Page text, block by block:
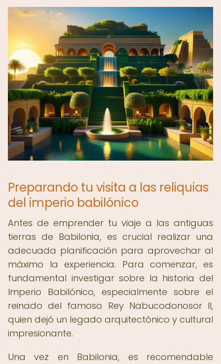
Preparando tu visita a las reliquias
del imperio babilónico
Antes de emprender tu viaje a las antiguas
tierras de Babilonia, es crucial realizar una
adecuada planificación para aprovechar al
máximo la experiencia. Para comenzar, es
fundamental investigar sobre la historia del
Imperio Babilónico, especialmente sobre el
reinado del famoso Rey Nabucodonosor II,
quien dejó un legado arquitectónico y cultural
impresionante.
Una vez en Babilonia, es recomendable